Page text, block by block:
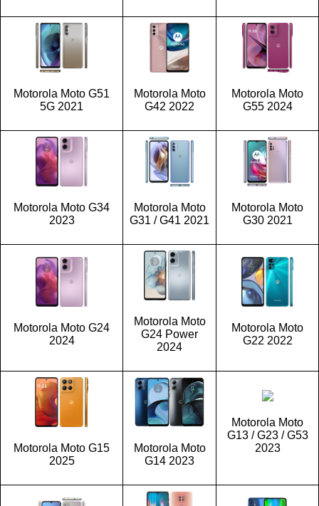
Motorola Moto G51
5G 2021
Motorola Moto
G42 2022
Motorola Moto
G55 2024
Motorola Moto G34
2023
Motorola Moto
G31 / G41 2021
Motorola Moto
G30 2021
Motorola Moto G24
2024
Motorola Moto
G24 Power
2024
Motorola Moto
G22 2022
Motorola Moto G15
2025
Motorola Moto
G14 2023
Motorola Moto
G13 / G23 / G53
2023